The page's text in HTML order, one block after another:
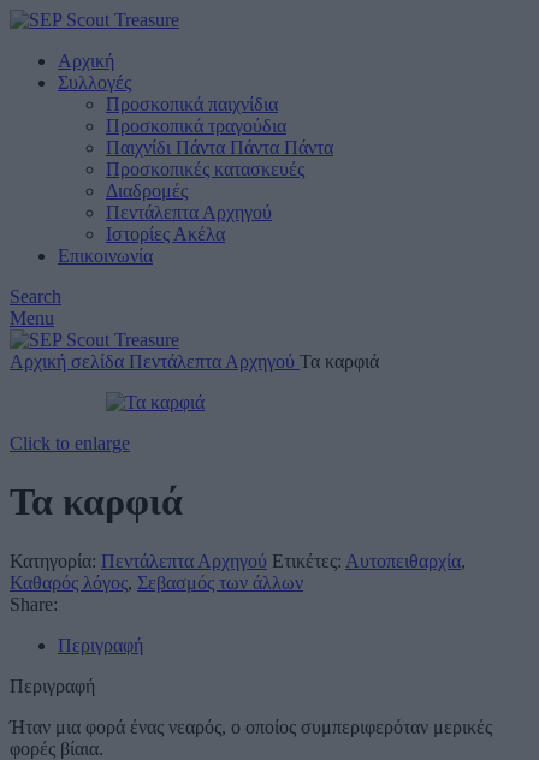
Αρχική
Συλλογές
Προσκοπικά παιχνίδια
Προσκοπικά τραγούδια
Παιχνίδι Πάντα Πάντα Πάντα
Προσκοπικές κατασκευές
Διαδρομές
Πεντάλεπτα Αρχηγού
Ιστορίες Ακέλα
Επικοινωνία
Search
Menu
Αρχική σελίδα Πεντάλεπτα Αρχηγού Τα καρφιά
Click to enlarge
Τα καρφιά
Κατηγορία: Πεντάλεπτα Αρχηγού Ετικέτες: Αυτοπειθαρχία,
Καθαρός λόγος, Σεβασμός των άλλων
Share:
Περιγραφή
Περιγραφή
Ήταν μια φορά ένας νεαρός, ο οποίος συμπεριφερόταν μερικές
φορές βίαια.